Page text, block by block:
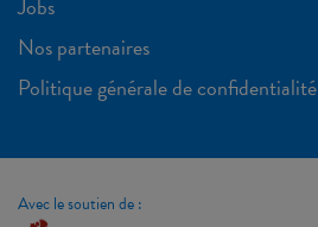
Jobs
Nos partenaires
Politique générale de confidentialité
Avec le soutien de :